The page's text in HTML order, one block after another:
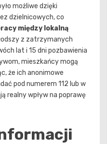
możliwe dzięki
dzielnicowych, co
między lokalną
z zatrzymanych
lat i 15 dni pozbawienia
mieszkańcy mogą
że ich anonimowe
pod numerem 112 lub w
realny wpływ na poprawę